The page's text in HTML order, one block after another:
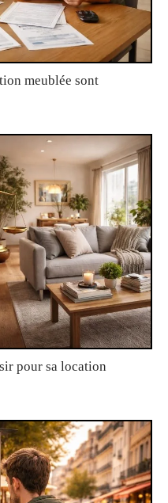
meublée sont
pour sa location